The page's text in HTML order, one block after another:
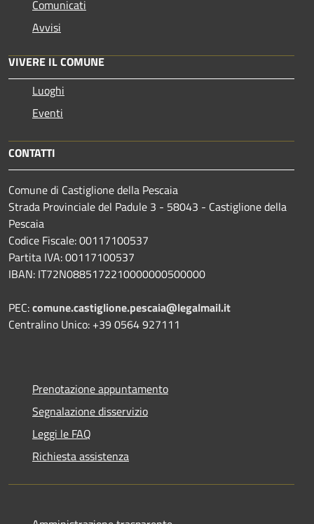
Comunicati
Avvisi
VIVERE IL COMUNE
Luoghi
Eventi
CONTATTI
Comune di Castiglione della Pescaia
Strada Provinciale del Padule 3 - 58043 - Castiglione della
Pescaia
Codice Fiscale: 00117100537
Partita IVA: 00117100537
IBAN: IT72N0885172210000000500000
PEC:comune.castiglione.pescaia@legalmail.it
Centralino Unico: +39 0564 927111
Prenotazione appuntamento
Segnalazione disservizio
Leggi le FAQ
Richiesta assistenza